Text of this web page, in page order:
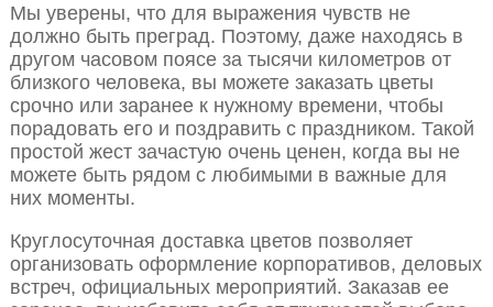
Мы уверены, что для выражения чувств не
должно быть преград. Поэтому, даже находясь в
другом часовом поясе за тысячи километров от
близкого человека, вы можете заказать цветы
срочно или заранее к нужному времени, чтобы
порадовать его и поздравить с праздником. Такой
простой жест зачастую очень ценен, когда вы не
можете быть рядом с любимыми в важные для
них моменты.
Круглосуточная доставка цветов позволяет
организовать оформление корпоративов, деловых
встреч, официальных мероприятий. Заказав ее